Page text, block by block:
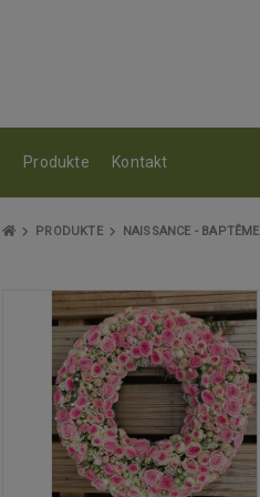
Produkte Kontakt
PRODUKTE NAISSANCE - BAPTÊME